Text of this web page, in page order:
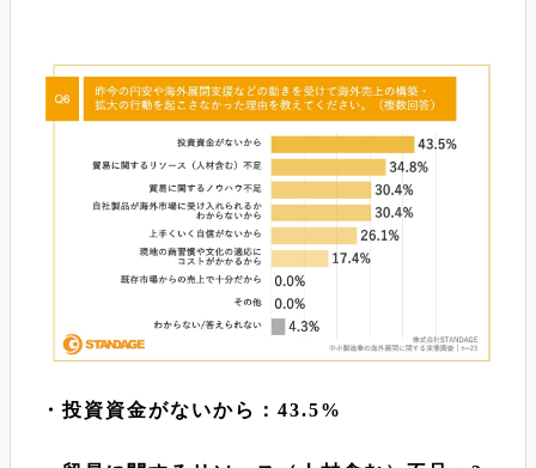
・投資資金がないから：43.5%